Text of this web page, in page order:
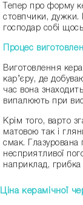
Тепер про форму
стовпчики, дужки.
господар собі
Процес
Виготовлення
кар’єру, де
час вона
випалюють при
Крім того, варто
матовою так і
смак. Глазурована
несприятливої
наприклад, грибка
Ціна керамічної